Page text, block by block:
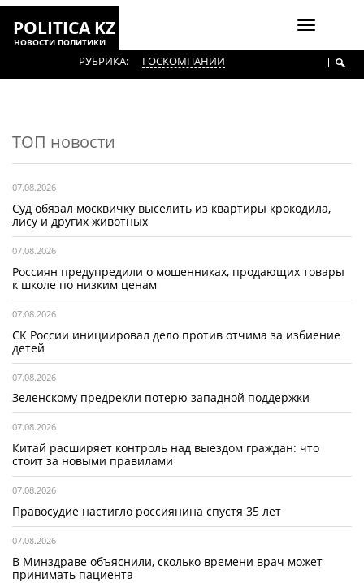
Включить
POLITICA KZ
НОВОСТИ ПОЛИТИКИ
РУБРИКА: ГОСКОМПАНИИ
ТОП новости
07.08.2026
Суд обязал москвичку выселить из квартиры крокодила,
лису и других животных
07.08.2026
Россиян предупредили о мошенниках, продающих товары
к школе по низким ценам
07.08.2026
СК России инициировал дело против отчима за избиение
детей
07.08.2026
Зеленскому предрекли потерю западной поддержки
07.08.2026
Китай расширяет контроль над выездом граждан: что
стоит за новыми правилами
07.08.2026
Правосудие настигло россиянина спустя 35 лет
07.08.2026
В Минздраве объяснили, сколько времени врач может
принимать пациента